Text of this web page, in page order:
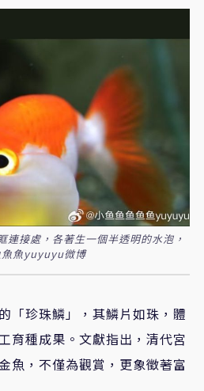
連接處，各著生一個半透明的水泡，
魚魚yuyuyu微博
「珍珠鱗」，其鱗片如珠，體
育種成果。文獻指出，清代宮
魚，不僅為觀賞，更象徵著富